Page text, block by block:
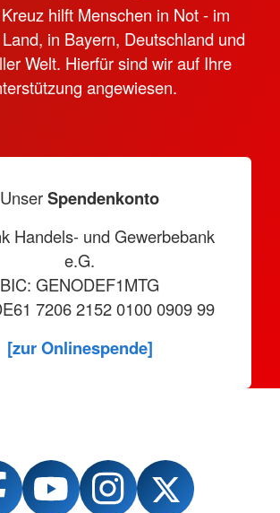
hilft Menschen in Not - im
in Bayern, Deutschland und
Welt. Hierfür sind wir auf Ihre
angewiesen.
UnserSpendenkonto
Handels- und Gewerbebank
e.G.
BIC: GENODEF1MTG
7206 2152 0100 0909 99
[zur Onlinespende]